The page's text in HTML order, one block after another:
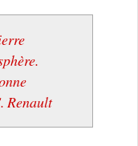
Renault